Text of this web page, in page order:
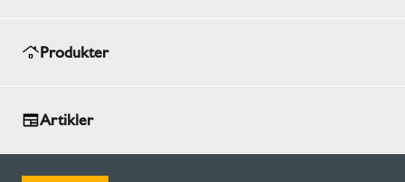
Produkter
Artikler